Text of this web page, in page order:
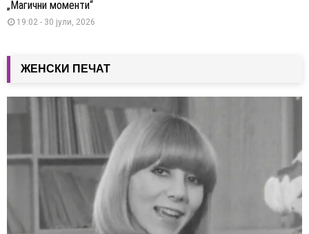
„Магични моменти“
19:02 - 30 јули, 2026
ЖЕНСКИ ПЕЧАТ